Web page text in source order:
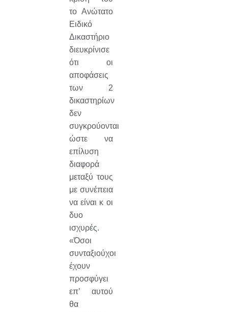
το Ανώτατο
Ειδικό
Δικαστήριο
διευκρίνισε
ότι οι
αποφάσεις
των 2
δικαστηρίων
δεν
συγκρούονται
ώστε να
επίλυση
διαφορά
μεταξύ τους
με συνέπεια
να είναι κ οι
δυο
ισχυρές.
«Όσοι
συνταξιούχοι
έχουν
προσφύγει
επ’ αυτού
θα